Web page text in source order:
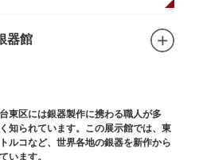
器館
東区には銀器製作に携わる職人が多
知られています。この展示館では、東
ルコなど、世界各地の銀器を新作から
います。